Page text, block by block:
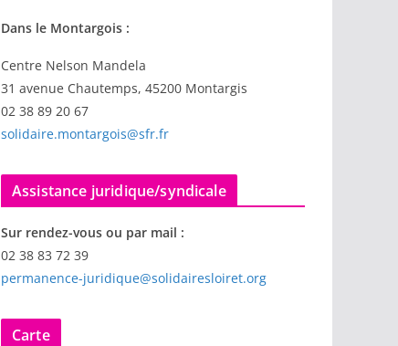
Dans le Montargois :
Centre Nelson Mandela
31 avenue Chautemps, 45200 Montargis
02 38 89 20 67
solidaire.montargois@sfr.fr
Assistance juridique/syndicale
Sur rendez-vous ou par mail :
02 38 83 72 39
permanence-juridique@solidairesloiret.org
Carte